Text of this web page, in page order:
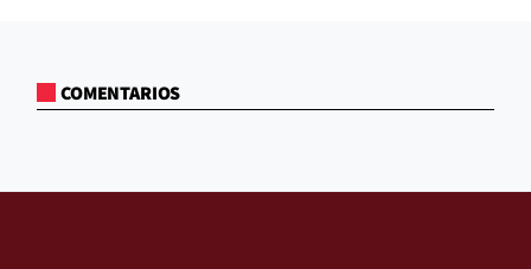
COMENTARIOS